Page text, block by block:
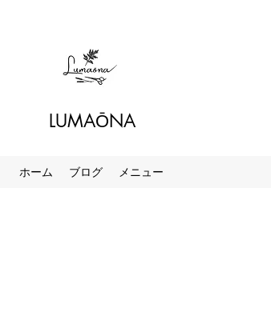
LUMAŌNA
ホーム ブログ メニュー